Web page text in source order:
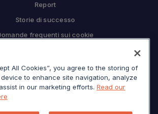
Report
Storie di successo
frequenti sui cookie
Perché Sojern
Collabora con noi
All Cookies”, you agree to the storing of
to enhance site navigation, analyze
in our marketing efforts. Read our